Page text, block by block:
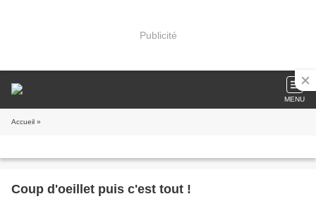
Publicité
MENU
Accueil »
Coup d'oeillet puis c'est tout !